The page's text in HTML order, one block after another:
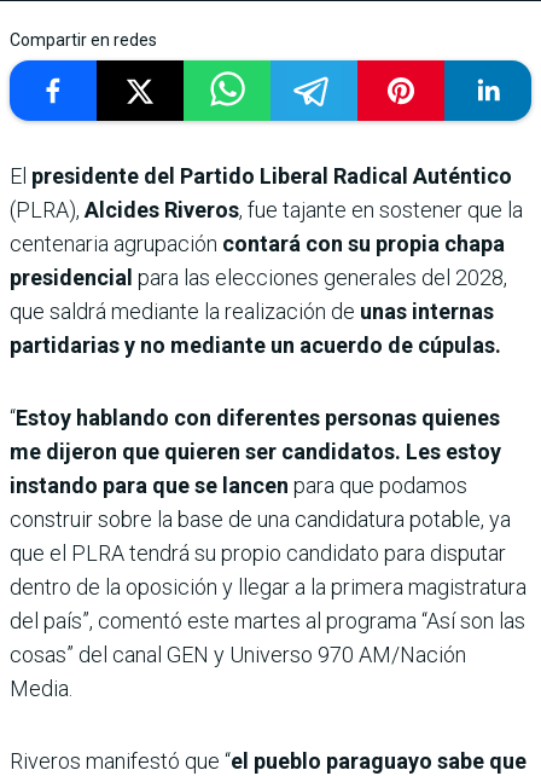
Compartir en redes
El presidente del Partido Liberal Radical Auténtico
(PLRA), Alcides Riveros, fue tajante en sostener que la
centenaria agrupación contará con su propia chapa
presidencial para las elecciones generales del 2028,
que saldrá mediante la realización de unas internas
partidarias y no mediante un acuerdo de cúpulas.
“Estoy hablando con diferentes personas quienes
me dijeron que quieren ser candidatos. Les estoy
instando para que se lancen para que podamos
construir sobre la base de una candidatura potable, ya
que el PLRA tendrá su propio candidato para disputar
dentro de la oposición y llegar a la primera magistratura
del país”, comentó este martes al programa “Así son las
cosas” del canal GEN y Universo 970 AM/Nación
Media.
Riveros manifestó que “el pueblo paraguayo sabe que